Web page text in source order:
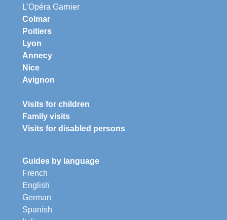
L'Opéra Garnier
Colmar
Poitiers
Lyon
Annecy
Nice
Avignon
Visits for children
Family visits
Visits for disabled persons
Guides by language
French
English
German
Spanish